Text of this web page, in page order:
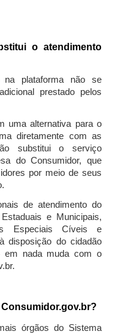
o atendimento
na plataforma não se
prestado pelos
uma alternativa para o
diretamente com as
substitui o serviço
do Consumidor, que
por meio de seus
de atendimento do
e Municipais,
Especiais Cíveis e
disposição do cidadão
em nada muda com o
órgãos do Sistema